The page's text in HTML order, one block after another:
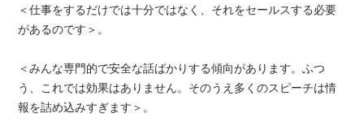
＜仕事をするだけでは十分ではなく、それをセールスする必要
があるのです＞。
＜みんな専門的で安全な話ばかりする傾向があります。ふつ
う、これでは効果はありません。そのうえ多くのスピーチは情
報を詰め込みすぎます＞。